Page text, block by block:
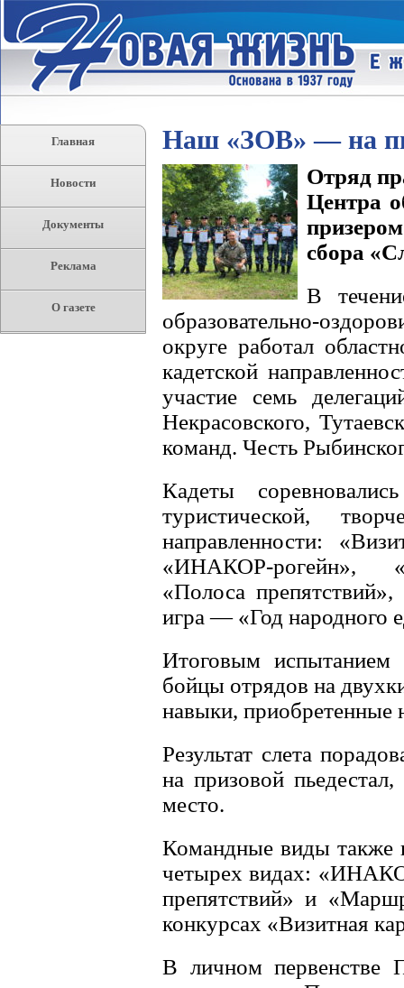
Главная
Новости
Документы
Реклама
О газете
Наш «ЗОВ» — на
Отряд
Центра
сбора
В
образовательно-
округе работал
кадетской
участие семь
Некрасовского,
команд. Честь
Кадеты
туристической,
направленности:
«ИНАКОР-рогейн»,
«Полоса препятствий»,
игра — «Год народного
Итоговым испытанием
бойцы отрядов на
навыки, приобретенные
Результат слета
на призовой
место.
Командные виды также
четырех видах:
препятствий» и
конкурсах «Визитная
В личном первенстве